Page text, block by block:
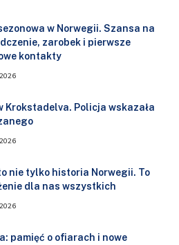
w Norwegii. Szansa na
zarobek i pierwsze
kontakty
Krokstadelva. Policja wskazała
nie tylko historia Norwegii. To
dla nas wszystkich
pamięć o ofiarach i nowe